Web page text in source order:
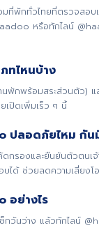
พักทั่วไทยที่ตรวจสอบ
หรือทักไลน์
ทไหนบ้าง
พักพร้อมสระส่วนตัว)
เปิดเพิ่มเร็ว ๆ นี้
ปลอดภัยไหม กัน
กรองและยืนยันตัวตนเ
บได้ ช่วยลดความเสี่ยงโ
อย่างไร
กวันว่าง แล้วทักไลน์